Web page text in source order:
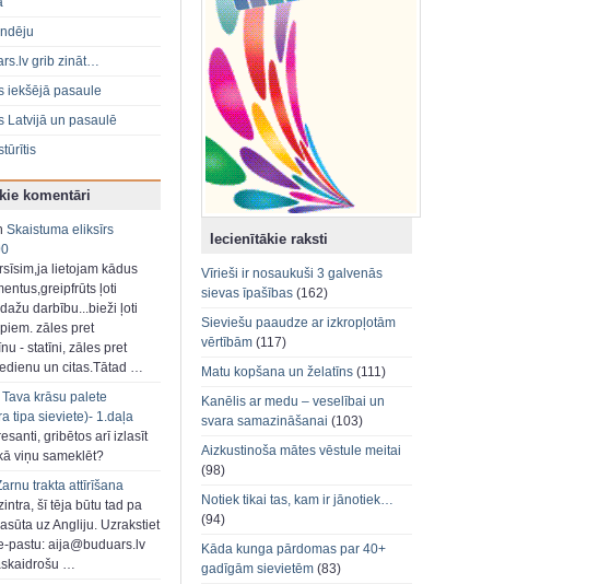
grib zināt…
iekšējā pasaule
Latvijā un pasaulē
komentāri
Skaistuma eliksīrs
lietojam kādus
ļoti
darbību...bieži ļoti
zāles pret
- statīni, zāles pret
un citas.Tātad …
Tava krāsu palete
tipa sieviete)- 1.daļa
gribētos arī izlasīt
viņu sameklēt?
trakta attīrīšana
šī tēja būtu tad pa
uz Angliju. Uzrakstiet
pastu: aija@buduars.lv
…
Iecienītākie raksti
Vīrieši ir nosaukuši 3 galvenās
sievas īpašības (162)
Sieviešu paaudze ar izkropļotām
vērtībām (117)
Matu kopšana un želatīns (111)
Kanēlis ar medu – veselībai un
svara samazināšanai (103)
Aizkustinoša mātes vēstule meitai
(98)
Notiek tikai tas, kam ir jānotiek…
(94)
Kāda kunga pārdomas par 40+
gadīgām sievietēm (83)